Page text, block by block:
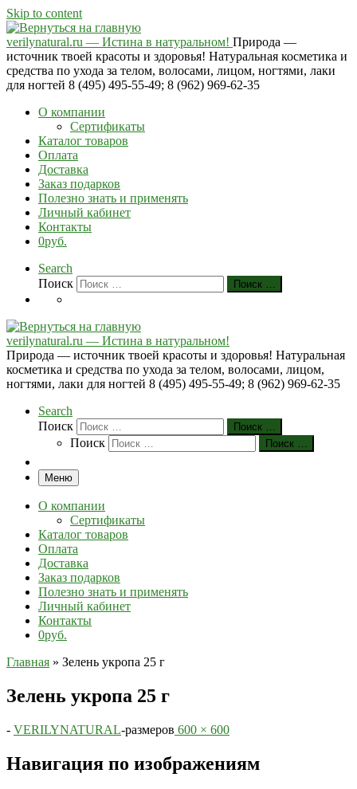
Skip to content
verilynatural.ru — Истина в натуральном! Природа —
источник твоей красоты и здоровья! Натуральная косметика и
средства по ухода за телом, волосами, лицом, ногтями, лаки
для ногтей 8 (495) 495-55-49; 8 (962) 969-62-35
О компании
Сертификаты
Каталог товаров
Оплата
Доставка
Заказ подарков
Полезно знать и применять
Личный кабинет
Контакты
0руб.
Search
Поиск
Поиск …
verilynatural.ru — Истина в натуральном!
Природа — источник твоей красоты и здоровья! Натуральная
косметика и средства по ухода за телом, волосами, лицом,
ногтями, лаки для ногтей 8 (495) 495-55-49; 8 (962) 969-62-35
Search
Поиск
Поиск …
Поиск Поиск …
Меню
О компании
Сертификаты
Каталог товаров
Оплата
Доставка
Заказ подарков
Полезно знать и применять
Личный кабинет
Контакты
0руб.
Главная » Зелень укропа 25 г
Зелень укропа 25 г
- VERILYNATURAL-размеров 600 × 600
Навигация по изображениям